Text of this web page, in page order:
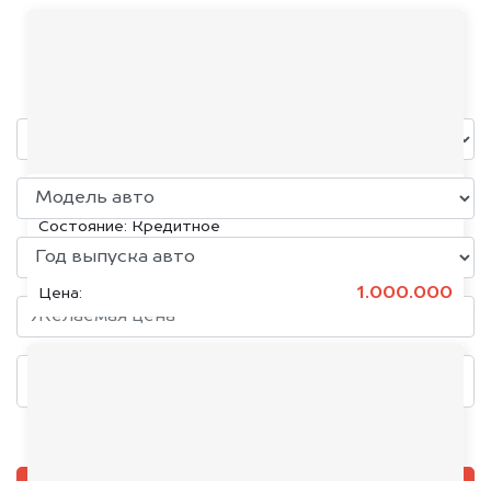
KIA K5, 2020
Состояние: Кредитное
Цена: 1.000.000